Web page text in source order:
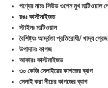
পণ্যের নামঃ সিউড ওপেন মুখ মাল্টিওয়াল
রঙঃ কাস্টমাইজড
স্টাইলঃ মাল্টিওয়াল
বৈশিষ্ট্যঃ আর্দ্রতা প্রতিরোধী/ খাদ্য
উপাদানঃ কাগজ
আকারঃ কাস্টমাইজড
৩০ কেজি সেলাইয়ের কাগজের ব্যাগ
সেলাই করা নীচের কাগজের ব্যাগ